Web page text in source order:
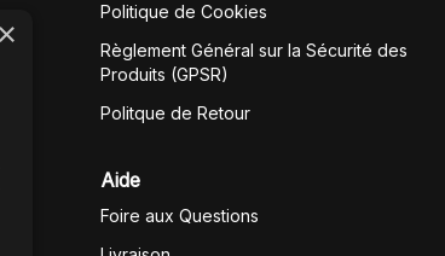
Politique de Cookies
Règlement Général sur la Sécurité des
Produits (GPSR)
Politque de Retour
Aide
Foire aux Questions
×